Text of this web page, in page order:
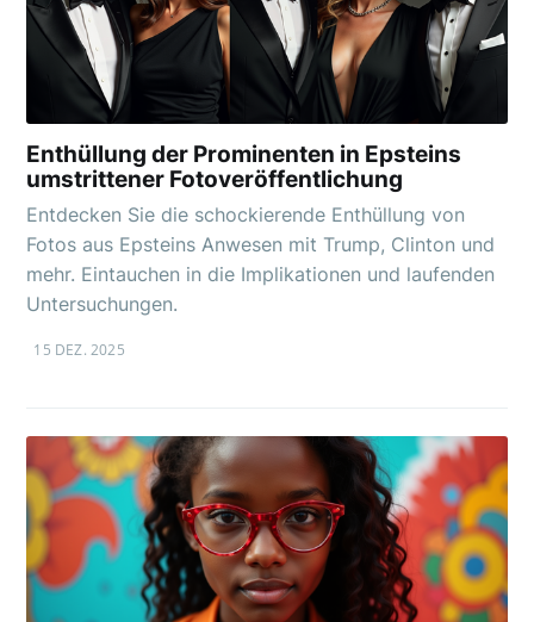
Enthüllung der Prominenten in Epsteins
umstrittener Fotoveröffentlichung
Entdecken Sie die schockierende Enthüllung von
Fotos aus Epsteins Anwesen mit Trump, Clinton und
mehr. Eintauchen in die Implikationen und laufenden
Untersuchungen.
15 DEZ. 2025